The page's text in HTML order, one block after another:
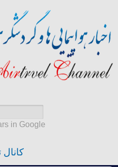
in Google
کانال